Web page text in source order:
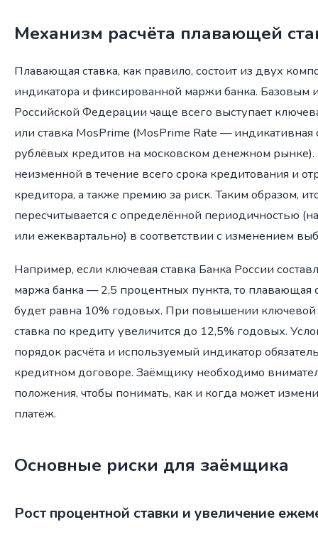
Механизм расчёта плавающей
Плавающая ставка, как правило, состоит из двух
индикатора и фиксированной маржи банка. Базовым
Российской Федерации чаще всего выступает
или ставка MosPrime (MosPrime Rate — индикативная
рублёвых кредитов на московском денежном рынке).
неизменной в течение всего срока кредитования и
кредитора, а также премию за риск. Таким образом,
пересчитывается с определённой периодичностью
или ежеквартально) в соответствии с изменением
Например, если ключевая ставка Банка России
маржа банка — 2,5 процентных пункта, то плавающая
будет равна 10% годовых. При повышении
ставка по кредиту увеличится до 12,5% годовых.
порядок расчёта и используемый индикатор
кредитном договоре. Заёмщику необходимо
положения, чтобы понимать, как и когда может
платёж.
Основные риски для заёмщика
Рост процентной ставки и увеличение